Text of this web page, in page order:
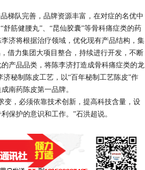
队完善，品牌资源丰富，在对症的名优中
筋健腰丸”、“昆仙胶囊”等骨科痛症类的药
济将根据治疗领域，优化现有产品结构，集
借力集团大项目整合，持续进行开发，不断
产品品类，将陈李济打造成骨科痛症类的龙
秘制陈皮工艺，以“百年秘制工艺陈皮”作
南药陈皮第一品牌。
，必须依靠技术创新，提高科技含量，设
保护的意识和工作。”石洪超说。